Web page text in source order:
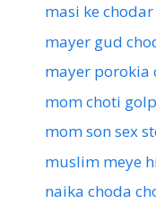
masi ke
mayer gud
mayer porokia
mom choti
mom son sex
muslim meye
naika choda